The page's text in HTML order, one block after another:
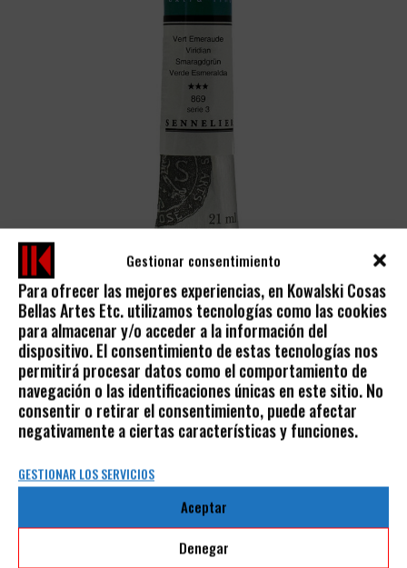
Gestionar consentimiento
Para ofrecer las mejores experiencias, en Kowalski Cosas
Bellas Artes Etc. utilizamos tecnologías como las cookies
para almacenar y/o acceder a la información del
dispositivo. El consentimiento de estas tecnologías nos
permitirá procesar datos como el comportamiento de
navegación o las identificaciones únicas en este sitio. No
consentir o retirar el consentimiento, puede afectar
negativamente a ciertas características y funciones.
GESTIONAR LOS SERVICIOS
Aceptar
Denegar
GOUACHE EXTRA-FINO COLORES SUELTOS
SENNELIER
5,90€- 9,20€ IVA incluido
AVISO LEGAL
POLÍTICA DE PRIVACIDAD